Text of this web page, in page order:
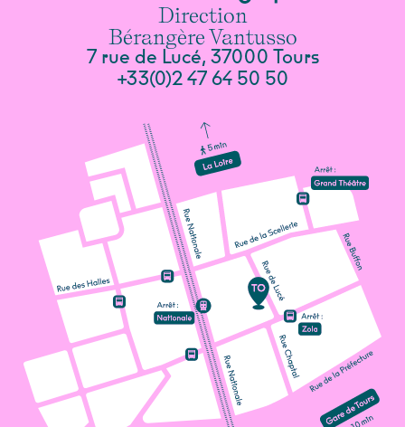
Direction
Bérangère Vantusso
7 rue de Lucé, 37000 Tours
+33(0)2 47 64 50 50